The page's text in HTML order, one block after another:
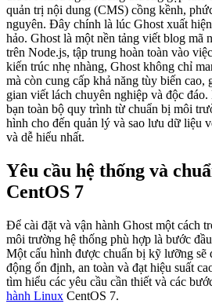
quản trị nội dung (CMS) cồng kềnh,
nguyên. Đây chính là lúc Ghost xuất
hảo. Ghost là một nền tảng viết blog mã
trên Node.js, tập trung hoàn toàn vào
kiến trúc nhẹ nhàng, Ghost không chỉ
mà còn cung cấp khả năng tùy biến cao,
gian viết lách chuyên nghiệp và độc
bạn toàn bộ quy trình từ chuẩn bị môi
hình cho đến quản lý và sao lưu dữ liệu
và dễ hiểu nhất.
Yêu cầu hệ thống và
CentOS 7
Để cài đặt và vận hành Ghost một cách
môi trường hệ thống phù hợp là bước
Một cấu hình được chuẩn bị kỹ lưỡng sẽ
động ổn định, an toàn và đạt hiệu suất
tìm hiểu các yêu cầu cần thiết và các
hành Linux CentOS 7.